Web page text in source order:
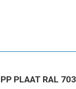
PP PLAAT RAL